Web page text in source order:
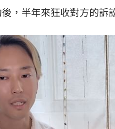
半年來狂收對方的訴